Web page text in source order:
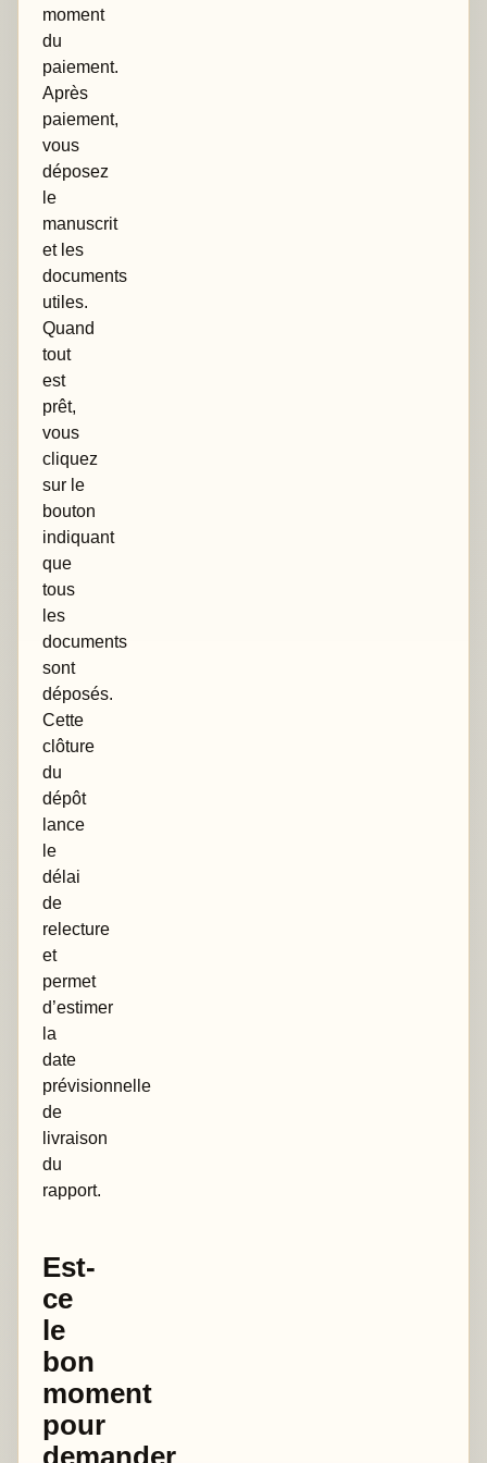
moment
du
paiement.
Après
paiement,
vous
déposez
le
manuscrit
et les
documents
utiles.
Quand
tout
est
prêt,
vous
cliquez
sur le
bouton
indiquant
que
tous
les
documents
sont
déposés.
Cette
clôture
du
dépôt
lance
le
délai
de
relecture
et
permet
d’estimer
la
date
prévisionnelle
de
livraison
du
rapport.
Est-
ce
le
bon
moment
pour
demander